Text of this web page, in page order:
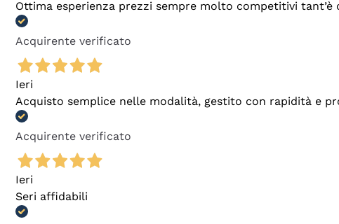
Ottima esperienza prezzi sempre molto competitivi
Acquirente verificato
Ieri
Acquisto semplice nelle modalità, gestito con rapidità e
Acquirente verificato
Ieri
Seri affidabili